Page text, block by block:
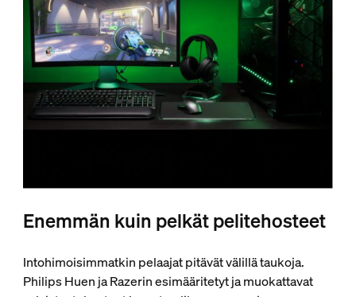
Enemmän kuin pelkät pelitehosteet
Intohimoisimmatkin pelaajat pitävät välillä taukoja.
Philips Huen ja Razerin esimääritetyt ja muokattavat